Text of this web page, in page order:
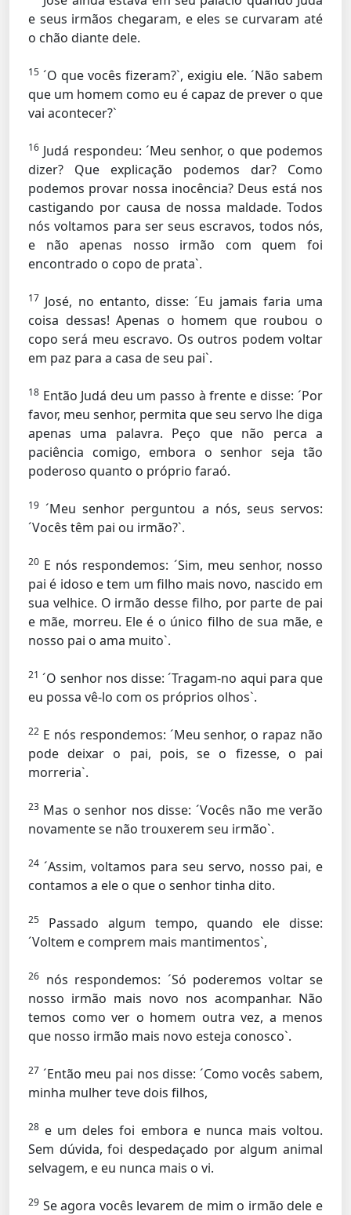
e seus irmãos chegaram, e eles se curvaram até
o chão diante dele.
15 ´O que vocês fizeram?`, exigiu ele. ´Não sabem
que um homem como eu é capaz de prever o que
vai acontecer?`
16 Judá respondeu: ´Meu senhor, o que podemos
dizer? Que explicação podemos dar? Como
podemos provar nossa inocência? Deus está nos
castigando por causa de nossa maldade. Todos
nós voltamos para ser seus escravos, todos nós,
e não apenas nosso irmão com quem foi
encontrado o copo de prata`.
17 José, no entanto, disse: ´Eu jamais faria uma
coisa dessas! Apenas o homem que roubou o
copo será meu escravo. Os outros podem voltar
em paz para a casa de seu pai`.
18 Então Judá deu um passo à frente e disse: ´Por
favor, meu senhor, permita que seu servo lhe diga
apenas uma palavra. Peço que não perca a
paciência comigo, embora o senhor seja tão
poderoso quanto o próprio faraó.
19 ´Meu senhor perguntou a nós, seus servos:
´Vocês têm pai ou irmão?`.
20 E nós respondemos: ´Sim, meu senhor, nosso
pai é idoso e tem um filho mais novo, nascido em
sua velhice. O irmão desse filho, por parte de pai
e mãe, morreu. Ele é o único filho de sua mãe, e
nosso pai o ama muito`.
21 ´O senhor nos disse: ´Tragam-no aqui para que
eu possa vê-lo com os próprios olhos`.
22 E nós respondemos: ´Meu senhor, o rapaz não
pode deixar o pai, pois, se o fizesse, o pai
morreria`.
23 Mas o senhor nos disse: ´Vocês não me verão
novamente se não trouxerem seu irmão`.
24 ´Assim, voltamos para seu servo, nosso pai, e
contamos a ele o que o senhor tinha dito.
25
Passado algum tempo, quando ele disse:
´Voltem e comprem mais mantimentos`,
26 nós respondemos: ´Só poderemos voltar se
nosso irmão mais novo nos acompanhar. Não
temos como ver o homem outra vez, a menos
que nosso irmão mais novo esteja conosco`.
27 ´Então meu pai nos disse: ´Como vocês sabem,
minha mulher teve dois filhos,
28 e um deles foi embora e nunca mais voltou.
Sem dúvida, foi despedaçado por algum animal
selvagem, e eu nunca mais o vi.
29 Se agora vocês levarem de mim o irmão dele e